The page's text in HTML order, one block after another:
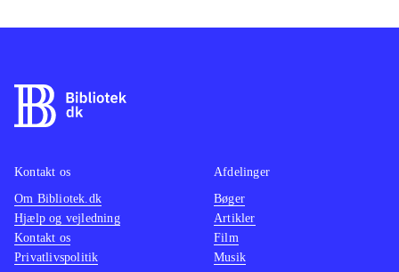
Kontakt os
Om Bibliotek.dk
Hjælp og vejledning
Kontakt os
Privatlivspolitik
Afdelinger
Bøger
Artikler
Film
Musik